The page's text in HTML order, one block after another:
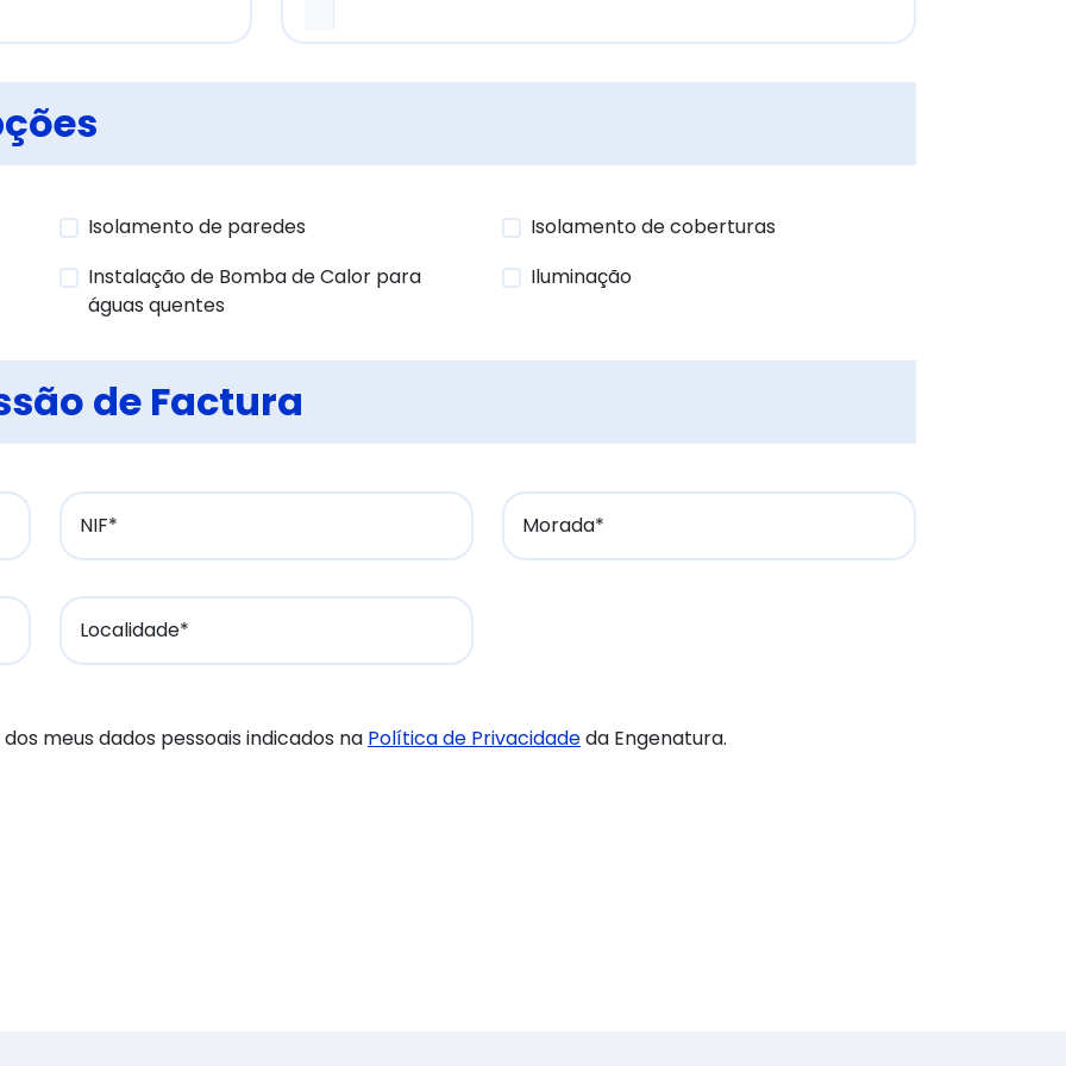
Isolamento de paredes
Isolamento de coberturas
Instalação de Bomba de Calor para
águas quentes
Iluminação
de Factura
NIF* Morada*
Localidade*
meus dados pessoais indicados na Política de Privacidadeda Engenatura.